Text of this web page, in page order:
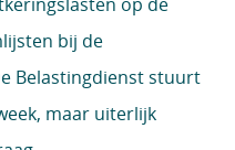
bij de
Belastingdienst stuurt
maar uiterlijk